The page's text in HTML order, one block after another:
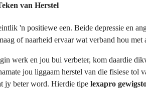
van Herstel
'n positiewe een. Beide depressie en
of naarheid ervaar wat verband hou
werk en jou bui verbeter, kom daardie
jou liggaam herstel van die fisiese tol
jy beter word. Hierdie tipe lexapro